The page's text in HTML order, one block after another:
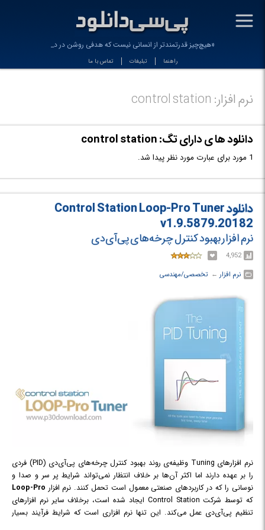
-
«هیچ‌چیز قدرتمندتر از انسانی نیست که هدفی روشن در دل_
راهنما تبلیغات تماس با ما
نرم افزار: control station
دانلود ها ی دارای تگ: control station
1 مورد برای عبارت مورد نظر پیدا شد.
دانلود Control Station Loop-Pro Tuner
v1.9.5879.20182
نرم افزار بهبود کنترل چرخه‌های پی‌آی‌دی
4,952
نرم افزار ← ‏تخصصی/مهندسی
نرم افزارهای Tuning وظیفه‌ی روند بهبود کنترل چرخه‌های پی‌آی‌دی (PID) فردی
را بر عهده دارند اما اکثر آن‌ها بر خلاف انتظار نمی‌تواند شرایط پر سر و صدا و
نوسانی را که در کاربردهای صنعتی معمول است تحمل کنند. نرم افزار Loop-Pro
که توسط شرکت Control Station ایجاد شده است، برخلاف سایر نرم افزارهای
تنظیم پی‌آی‌دی عمل می‌کند. این تنها نرم افزاری است که شرایط فرآیند بسیار